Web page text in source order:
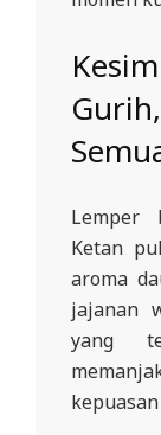
Lemper
Ketan
aroma
jajanan
yang